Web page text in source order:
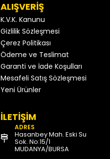
ALIŞVERİŞ
K.V.K. Kanunu
Gizlilik Sözleşmesi
Çerez Politikası
Ödeme ve Teslimat
Garanti ve İade Koşulları
Mesafeli Satış Sözleşmesi
Yeni Ürünler
İLETİŞİM
ADRES
Hasanbey Mah. Eski Su
Sok. No:15/1
MUDANYA/BURSA